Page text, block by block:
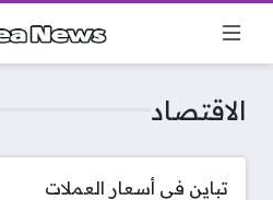
الاقتصاد
تباين في أسعار العملات